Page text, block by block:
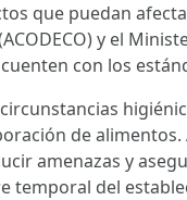
que puedan
y el
con los
de
amenazas y
temporal del